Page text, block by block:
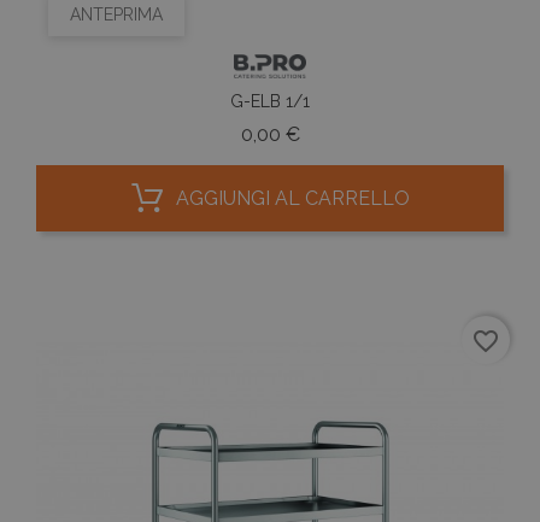
ANTEPRIMA
G-ELB 1/1
0,00 €Prezzo
AGGIUNGI AL CARRELLO
favorite_border